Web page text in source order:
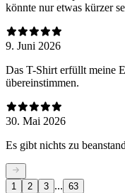
könnte nur etwas kürzer
9. Juni 2026
Das T-Shirt erfüllt meine
übereinstimmen.
30. Mai 2026
Es gibt nichts zu
1 2 3 ... 63